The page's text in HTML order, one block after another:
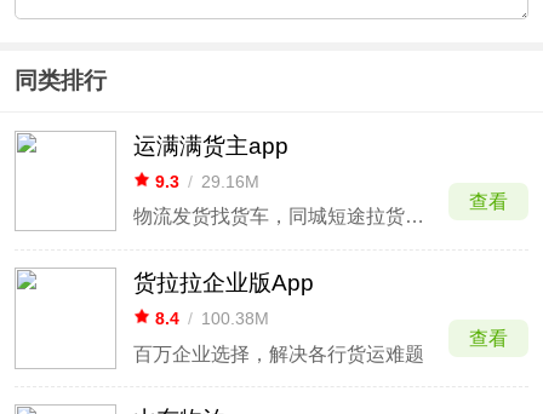
同类排行
运满满货主app
9.3 / 29.16M
物流发货找货车，同城短途拉货搬家
查看
货拉拉企业版App
8.4 / 100.38M
百万企业选择，解决各行货运难题
查看